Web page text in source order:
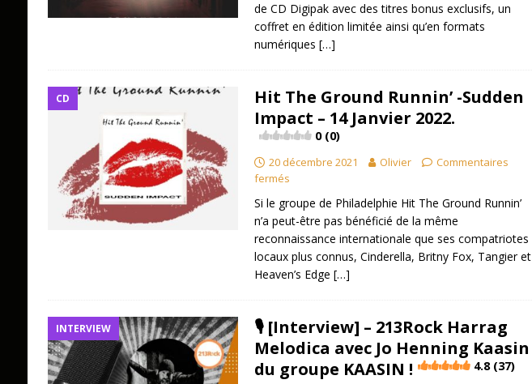
de CD Digipak avec des titres bonus exclusifs, un
coffret en édition limitée ainsi qu’en formats
numériques […]
CD
Hit The Ground Runnin’ -Sudden
Impact – 14 Janvier 2022.
0 (0)
20 décembre 2021 Olivier
Commentaires
fermés
Si le groupe de Philadelphie Hit The Ground Runnin’
n’a peut-être pas bénéficié de la même
reconnaissance internationale que ses compatriotes
locaux plus connus, Cinderella, Britny Fox, Tangier et
Heaven’s Edge […]
INTERVIEW
🎙 [Interview] – 213Rock Harrag
Melodica avec Jo Henning Kaasin
du groupe KAASIN !
4.8 (37)